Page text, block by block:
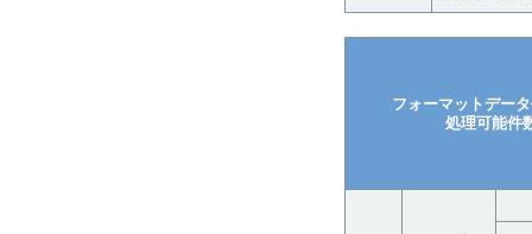
フォーマットデー
処理可能件